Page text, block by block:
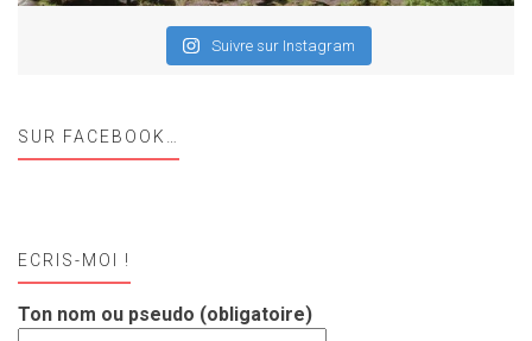
Suivre sur Instagram
SUR FACEBOOK…
ECRIS-MOI !
Ton nom ou pseudo (obligatoire)